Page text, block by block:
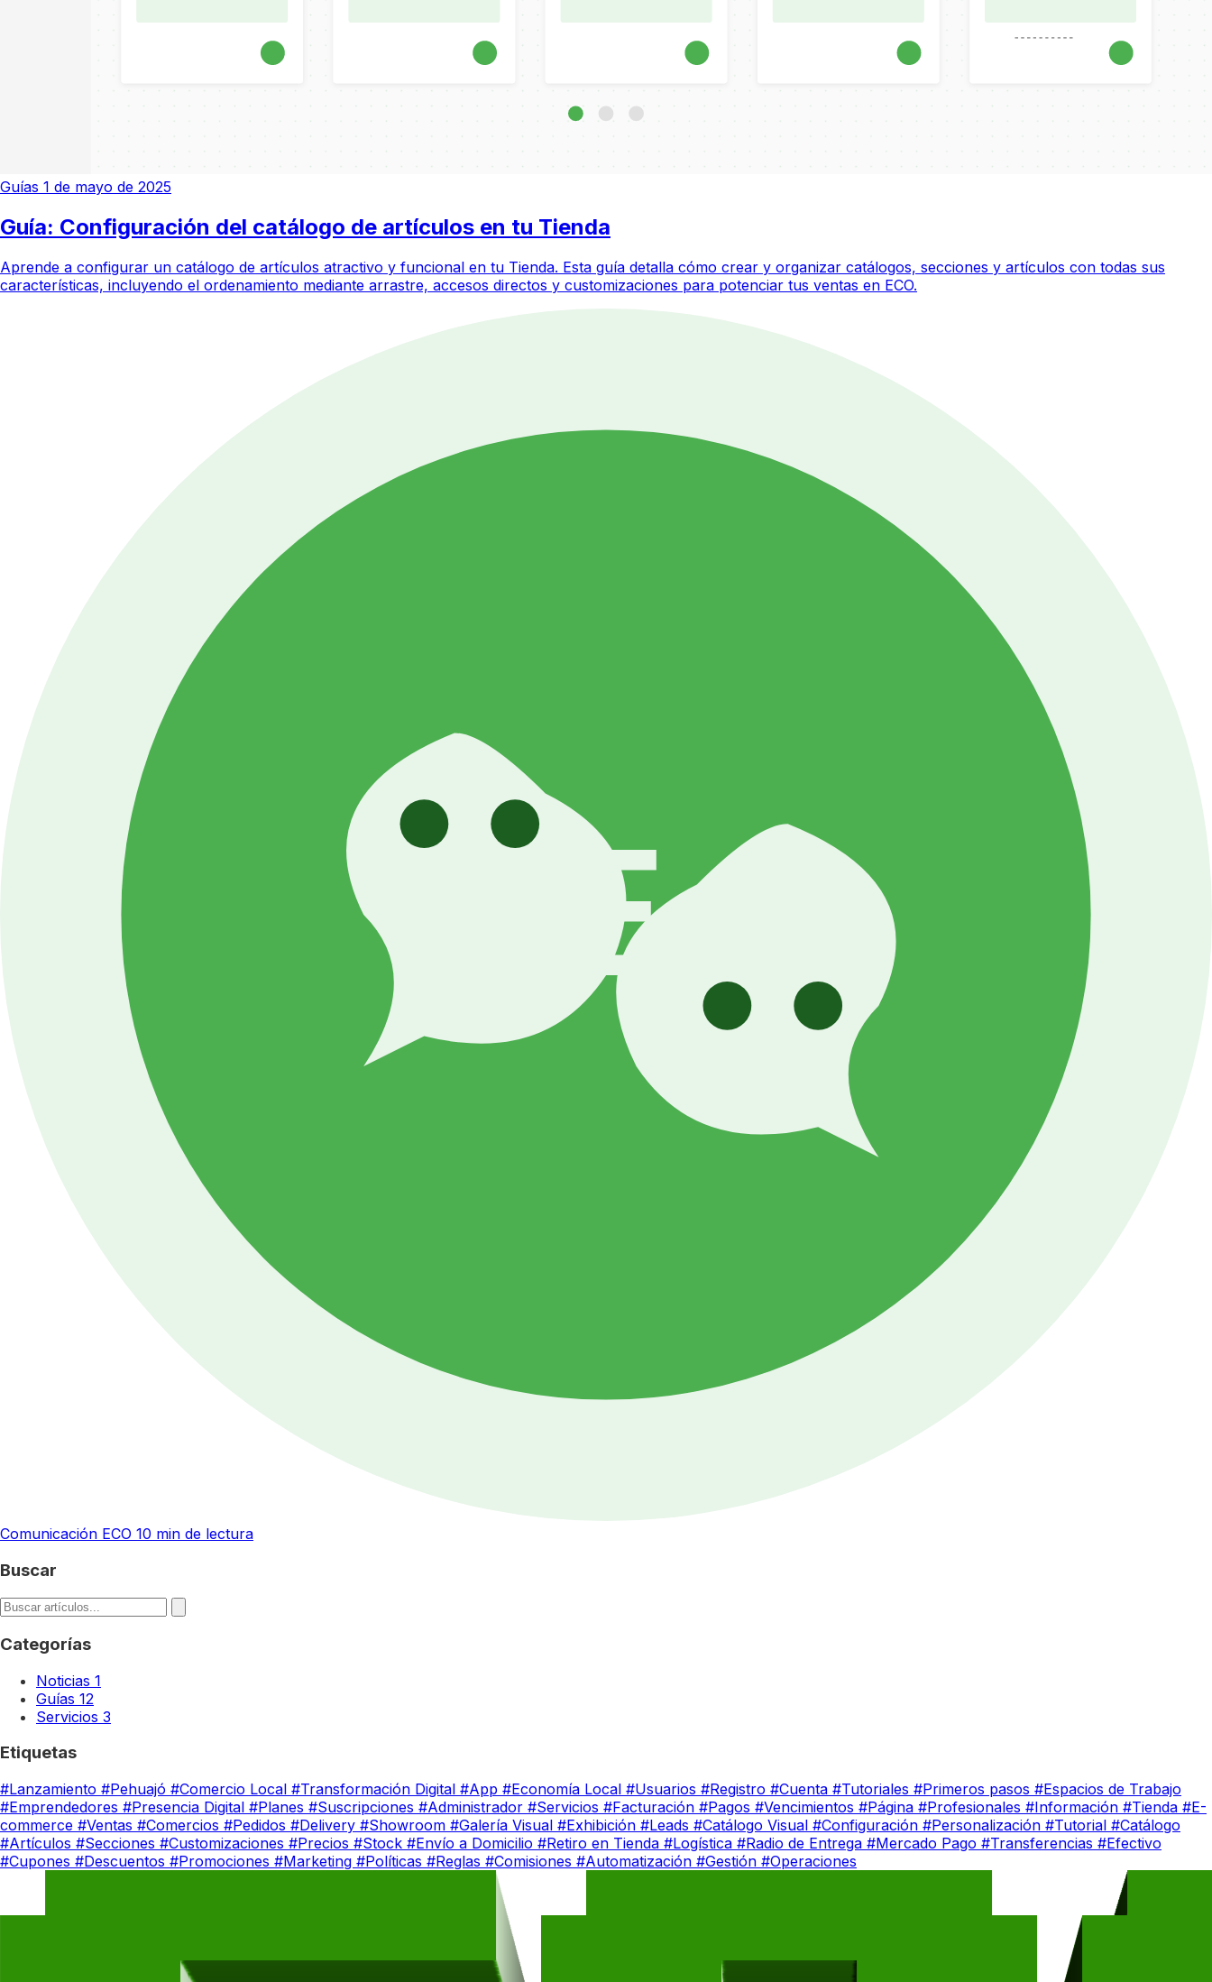
Guías 1 de mayo de 2025
Guía: Configuración del catálogo de artículos en tu Tienda
Aprende a configurar un catálogo de artículos atractivo y funcional en tu Tienda. Esta guía detalla cómo crear y organizar catálogos, secciones y artículos con todas sus
características, incluyendo el ordenamiento mediante arrastre, accesos directos y customizaciones para potenciar tus ventas en ECO.
Comunicación ECO 10 min de lectura
Buscar
Categorías
Noticias 1
Guías 12
Servicios 3
Etiquetas
#Lanzamiento #Pehuajó #Comercio Local #Transformación Digital #App #Economía Local #Usuarios #Registro #Cuenta #Tutoriales #Primeros pasos #Espacios de Trabajo
#Emprendedores #Presencia Digital #Planes #Suscripciones #Administrador #Servicios #Facturación #Pagos #Vencimientos #Página #Profesionales #Información #Tienda #E-
commerce #Ventas #Comercios #Pedidos #Delivery #Showroom #Galería Visual #Exhibición #Leads #Catálogo Visual #Configuración #Personalización #Tutorial #Catálogo
#Artículos #Secciones #Customizaciones #Precios #Stock #Envío a Domicilio #Retiro en Tienda #Logística #Radio de Entrega #Mercado Pago #Transferencias #Efectivo
#Cupones #Descuentos #Promociones #Marketing #Políticas #Reglas #Comisiones #Automatización #Gestión #Operaciones